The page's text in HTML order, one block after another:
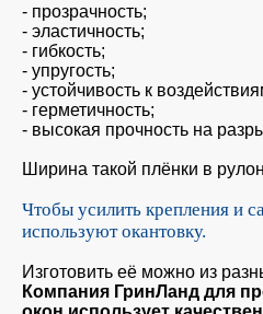
- прозрачность;
- эластичность;
- гибкость;
- упругость;
- устойчивость к
- герметичность;
- высокая прочность на
Ширина такой плёнки в
Чтобы усилить крепления и
используют окантовку.
Изготовить её можно из
Компания ГринЛанд для